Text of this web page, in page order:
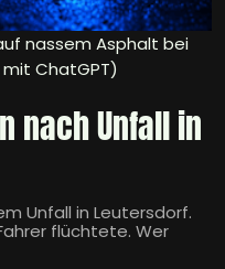
nassem Asphalt bei
ChatGPT)
nach Unfall in
Unfall in Leutersdorf.
flüchtete. Wer